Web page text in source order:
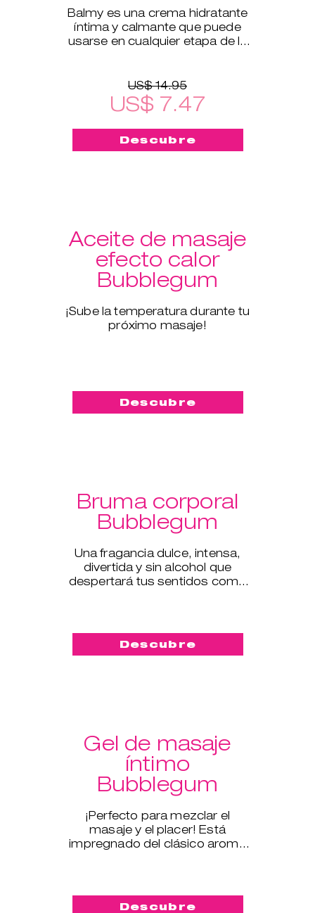
Balmy es una crema hidratante
íntima y calmante que puede
usarse en cualquier etapa de la
US$ 14.95
US$ 7.47
Descubre
Aceite de masaje
efecto calor
Bubblegum
¡Sube la temperatura durante tu
próximo masaje!
Descubre
Bruma corporal
Bubblegum
Una fragancia dulce, intensa,
divertida y sin alcohol que
despertará tus sentidos como
Descubre
Gel de masaje
íntimo
Bubblegum
¡Perfecto para mezclar el
masaje y el placer! Está
impregnado del clásico aroma
Descubre